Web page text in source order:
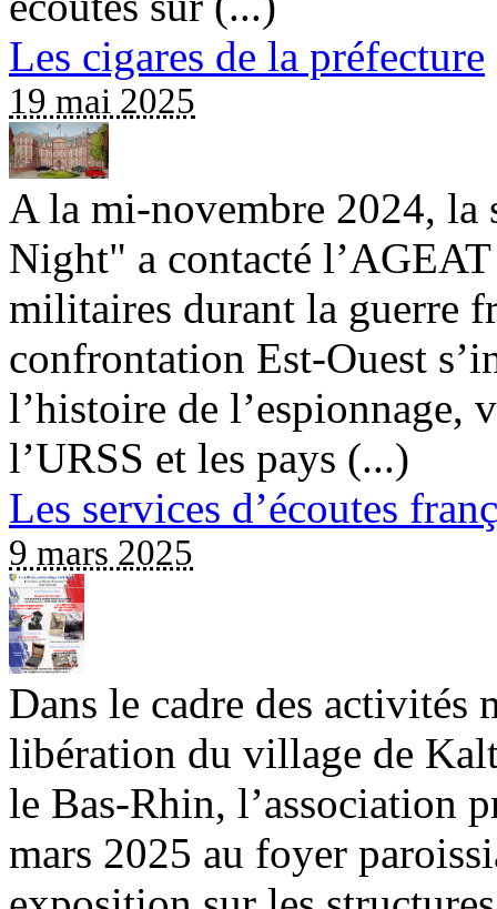
Les cigares de la préfecture
19 mai 2025
A la mi-novembre 2024,
Night" a contacté
militaires durant la guerre
confrontation Est-Ouest
l’histoire de
l’URSS et les pays (...)
Les services d’écoutes
9 mars 2025
Dans le cadre des activités
libération du village de
le Bas-Rhin, l’association
mars 2025 au foyer